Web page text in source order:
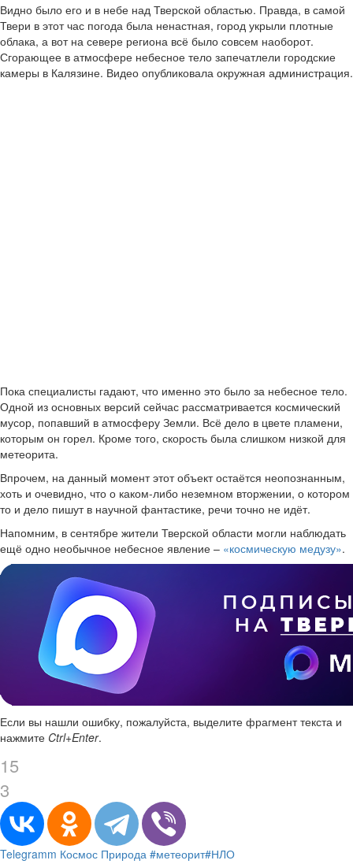
Видно было его и в небе над Тверской областью. Правда, в самой
Твери в этот час погода была ненастная, город укрыли плотные
облака, а вот на севере региона всё было совсем наоборот.
Сгорающее в атмосфере небесное тело запечатлели городские
камеры в Калязине. Видео опубликовала окружная администрация.
Пока специалисты гадают, что именно это было за небесное тело.
Одной из основных версий сейчас рассматривается космический
мусор, попавший в атмосферу Земли. Всё дело в цвете пламени,
которым он горел. Кроме того, скорость была слишком низкой для
метеорита.
Впрочем, на данный момент этот объект остаётся неопознанным,
хоть и очевидно, что о каком-либо неземном вторжении, о котором
то и дело пишут в научной фантастике, речи точно не идёт.
Напомним, в сентябре жители Тверской области могли наблюдать
ещё одно необычное небесное явление – «космическую медузу».
Если вы нашли ошибку, пожалуйста, выделите фрагмент текста и
нажмите Ctrl+Enter.
15
3
Telegramm Космос Природа #метеорит#НЛО